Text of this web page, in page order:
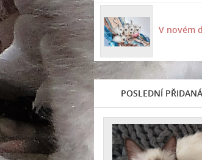
V novém
POSLEDNÍ